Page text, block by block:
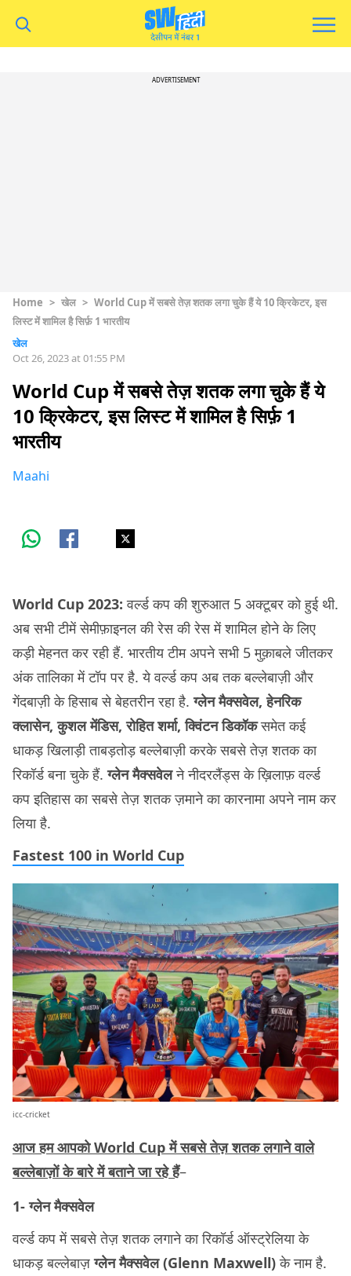
ADVERTISEMENT
Home > खेल > World Cup में सबसे तेज़ शतक लगा चुके हैं ये 10 क्रिकेटर, इस
लिस्ट में शामिल है सिर्फ़ 1 भारतीय
खेल
Oct 26, 2023 at 01:55 PM
World Cup में सबसे तेज़ शतक लगा चुके हैं ये
10 क्रिकेटर, इस लिस्ट में शामिल है सिर्फ़ 1
भारतीय
Maahi
World Cup 2023:वर्ल्ड कप की शुरुआत 5 अक्टूबर को हुई थी.
अब सभी टीमें सेमीफ़ाइनल की रेस की रेस में शामिल होने के लिए
कड़ी मेहनत कर रही हैं. भारतीय टीम अपने सभी 5 मुक़ाबले जीतकर
अंक तालिका में टॉप पर है. ये वर्ल्ड कप अब तक बल्लेबाज़ी और
गेंदबाज़ी के हिसाब से बेहतरीन रहा है.ग्लेन मैक्सवेल, हेनरिक
क्लासेन, कुशल मेंडिस, रोहित शर्मा, क्विंटन डिकॉकसमेत कई
धाकड़ खिलाड़ी ताबड़तोड़ बल्लेबाज़ी करके सबसे तेज़ शतक का
रिकॉर्ड बना चुके हैं.ग्लेन मैक्सवेलने नीदरलैंड्स के ख़िलाफ़ वर्ल्ड
कप इतिहास का सबसे तेज़ शतक ज़माने का कारनामा अपने नाम कर
लिया है.
Fastest 100 in World Cup
icc-cricket
आज हम आपको World Cup में सबसे तेज़ शतक लगाने वाले
बल्लेबाज़ों के बारे में बताने जा रहे हैं–
1- ग्लेन मैक्सवेल
वर्ल्ड कप में सबसे तेज़ शतक लगाने का रिकॉर्ड ऑस्ट्रेलिया के
धाकड़ बल्लेबाज़ग्लेन मैक्सवेल (Glenn Maxwell)के नाम है.